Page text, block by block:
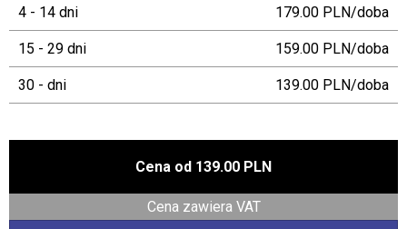
4 - 14 dni 179.00 PLN/doba
15 - 29 dni 159.00 PLN/doba
30 - dni 139.00 PLN/doba
Cena od 139.00 PLN
Cena zawiera VAT